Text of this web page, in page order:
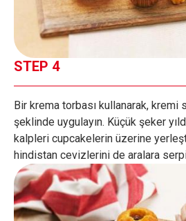
STEP 4
Bir krema torbası kullanarak, kremi
şeklinde uygulayın. Küçük şeker
kalpleri cupcakelerin üzerine
hindistan cevizlerini de aralara